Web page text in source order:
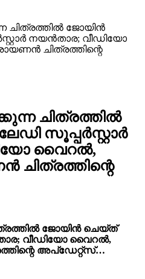
ചിത്രത്തിൽ ജോയിൻ
നയൻ‌താര; വീഡിയോ
ചിത്രത്തിന്റെ
ചിത്രത്തിൽ
സൂപ്പർസ്റ്റാർ
വൈറൽ,
ചിത്രത്തിന്റെ
ജോയിൻ ചെയ്ത്
വീഡിയോ വൈറൽ,
അപ്ഡേറ്റ്സ്…